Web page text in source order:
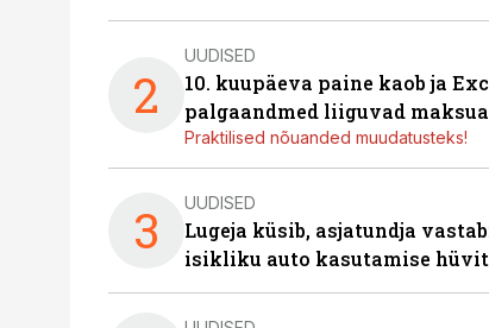
2
UUDISED
10. kuupäeva paine kaob ja
palgaandmed liiguvad
Praktilised nõuanded muudatusteks!
3 UUDISED
Lugeja küsib, asjatundja
isikliku auto kasutamise